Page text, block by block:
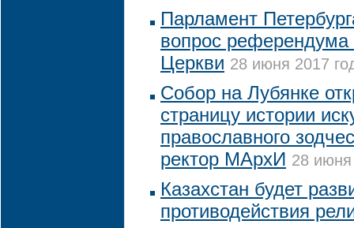
Парламент
вопрос референдума
Церкви 28 июня 2017
Собор на Лубянке
страницу истории
православного
ректор МАрхИ 28 июня
Казахстан будет
противодействия